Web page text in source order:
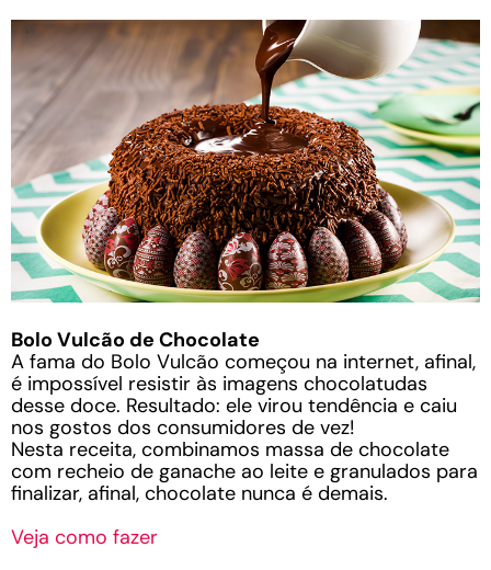
Bolo Vulcão de Chocolate
A fama do Bolo Vulcão começou na internet, afinal,
é impossível resistir às imagens chocolatudas
desse doce. Resultado: ele virou tendência e caiu
nos gostos dos consumidores de vez!
Nesta receita, combinamos massa de chocolate
com recheio de ganache ao leite e granulados para
finalizar, afinal, chocolate nunca é demais.
Veja como fazer